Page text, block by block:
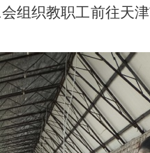
组织教职工前往天